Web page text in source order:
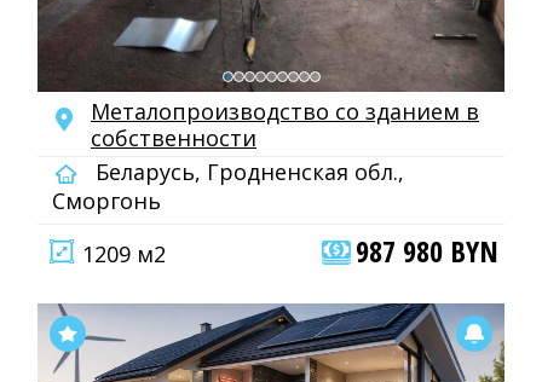
Металопроизводство со зданием в
собственности
Беларусь, Гродненская обл.,
Сморгонь
1209 м2
987 980 BYN